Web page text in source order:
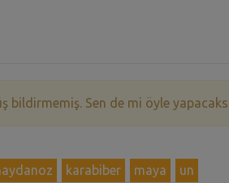
bildirmemiş. Sen de mi öyle
karabiber maya un